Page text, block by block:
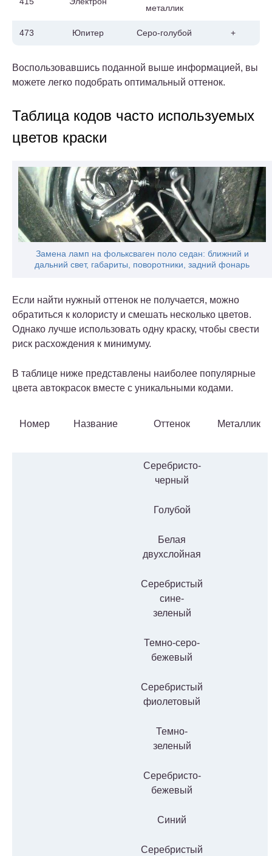
металлик
473 Юпитер Серо-голубой +
Воспользовавшись поданной выше информацией, вы
можете легко подобрать оптимальный оттенок.
Таблица кодов часто используемых
цветов краски
Замена ламп на фольксваген поло седан: ближний и
дальний свет, габариты, поворотники, задний фонарь
Если найти нужный оттенок не получается, можно
обратиться к колористу и смешать несколько цветов.
Однако лучше использовать одну краску, чтобы свести
риск расхождения к минимуму.
В таблице ниже представлены наиболее популярные
цвета автокрасок вместе с уникальными кодами.
Номер Название Оттенок Металлик
Серебристо-
черный
Голубой
Белая
двухслойная
Серебристый
сине-
зеленый
Темно-серо-
бежевый
Серебристый
фиолетовый
Темно-
зеленый
Серебристо-
бежевый
Синий
Серебристый